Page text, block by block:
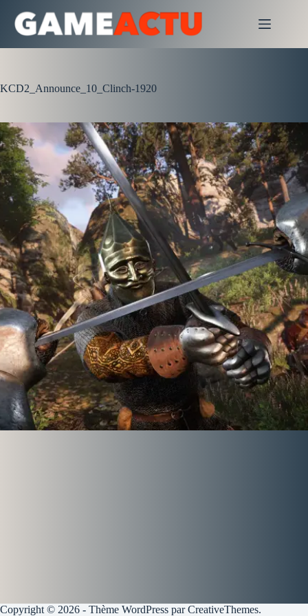
contenu
KCD2_Announce_10_Clinch-1920
Copyright © 2026 - Thème WordPress parCreativeThemes.